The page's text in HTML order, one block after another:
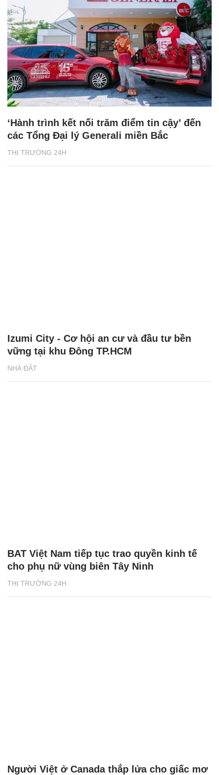
THỊ TRƯỜNG 24H
‘Hành trình kết nối trăm điểm tin cậy’ đến
các Tổng Đại lý Generali miền Bắc
NHÀ ĐẤT
Izumi City - Cơ hội an cư và đầu tư bền
vững tại khu Đông TP.HCM
THỊ TRƯỜNG 24H
BAT Việt Nam tiếp tục trao quyền kinh tế
cho phụ nữ vùng biên Tây Ninh
Người Việt ở Canada thắp lửa cho giấc mơ